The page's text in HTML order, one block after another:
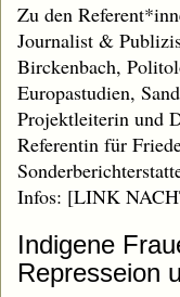
Zu den
Journalist &
Birckenbach,
Europastudien,
Projektleiterin und
Referentin für
Infos: [LINK
Indigene
Represseion